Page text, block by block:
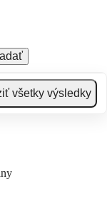
všetky výsledky